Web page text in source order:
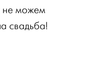
не можем
свадьба!